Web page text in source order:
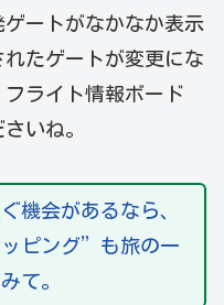
ートがなかなか表示
たゲートが変更にな
ライト情報ボード
いね。
機会があるなら、
ピング”も旅の一
て。